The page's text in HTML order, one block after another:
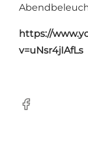
https://
v=uNsr4jIAfLs
Facebook